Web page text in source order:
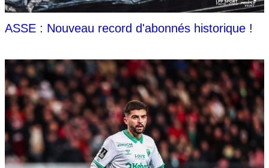
ASSE : Nouveau record d'abonnés historique !